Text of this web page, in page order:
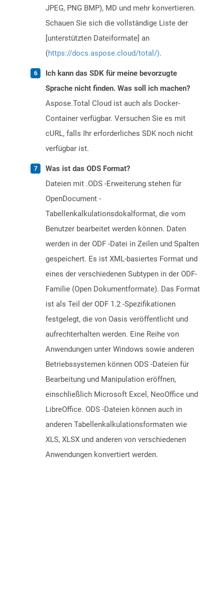
JPEG, PNG BMP), MD und mehr konvertieren.
Schauen Sie sich die vollständige Liste der
[unterstützten Dateiformate] an
(https://docs.aspose.cloud/total/).
Ich kann das SDK für meine bevorzugte
Sprache nicht finden. Was soll ich machen?
Aspose.Total Cloud ist auch als Docker-
Container verfügbar. Versuchen Sie es mit
cURL, falls Ihr erforderliches SDK noch nicht
verfügbar ist.
Was ist das ODS Format?
Dateien mit .ODS -Erweiterung stehen für
OpenDocument -
Tabellenkalkulationsdokalformat, die vom
Benutzer bearbeitet werden können. Daten
werden in der ODF -Datei in Zeilen und Spalten
gespeichert. Es ist XML-basiertes Format und
eines der verschiedenen Subtypen in der ODF-
Familie (Open Dokumentformate). Das Format
ist als Teil der ODF 1.2 -Spezifikationen
festgelegt, die von Oasis veröffentlicht und
aufrechterhalten werden. Eine Reihe von
Anwendungen unter Windows sowie anderen
Betriebssystemen können ODS -Dateien für
Bearbeitung und Manipulation eröffnen,
einschließlich Microsoft Excel, NeoOffice und
LibreOffice. ODS -Dateien können auch in
anderen Tabellenkalkulationsformaten wie
XLS, XLSX und anderen von verschiedenen
Anwendungen konvertiert werden.